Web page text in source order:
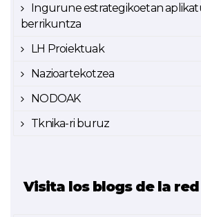
Ingurune estrategikoetan
berrikuntza
LH Proiektuak
Nazioartekotzea
NODOAK
Tknika-ri buruz
Visita los blogs de la red